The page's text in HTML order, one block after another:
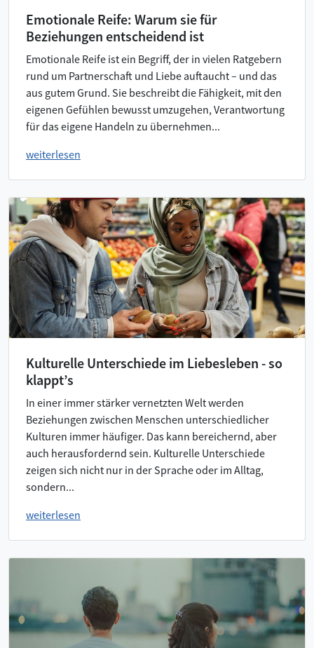
Emotionale Reife: Warum sie für
Beziehungen entscheidend ist
Emotionale Reife ist ein Begriff, der in vielen Ratgebern
rund um Partnerschaft und Liebe auftaucht – und das
aus gutem Grund. Sie beschreibt die Fähigkeit, mit den
eigenen Gefühlen bewusst umzugehen, Verantwortung
für das eigene Handeln zu übernehmen...
weiterlesen
Kulturelle Unterschiede im Liebesleben - so
klappt’s
In einer immer stärker vernetzten Welt werden
Beziehungen zwischen Menschen unterschiedlicher
Kulturen immer häufiger. Das kann bereichernd, aber
auch herausfordernd sein. Kulturelle Unterschiede
zeigen sich nicht nur in der Sprache oder im Alltag,
sondern...
weiterlesen